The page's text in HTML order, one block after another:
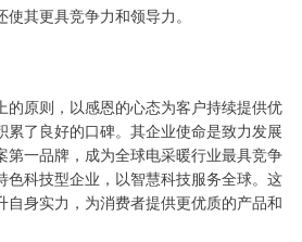
其更具竞争力和领导力。
的原则，以感恩的心态为客户持续提供优
累了良好的口碑。其企业使命是致力发展
第一品牌，成为全球电采暖行业最具竞争
色科技型企业，以智慧科技服务全球。这
自身实力，为消费者提供更优质的产品和